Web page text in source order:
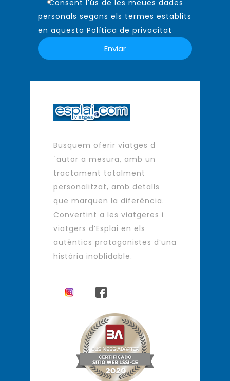
Consent l'ús de les meues dades
personals segons els termes establits
en aquesta Política de privacitat
Busquem oferir viatges d
´autor a mesura, amb un
tractament totalment
personalitzat, amb detalls
que marquen la diferència.
Convertint a les viatgeres i
viatgers d’Esplai en els
autèntics protagonistes d’una
història inoblidable.